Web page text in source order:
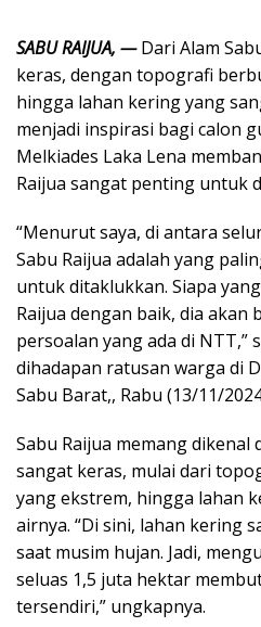
SABU RAIJUA, —Dari Alam
keras, dengan topografi
hingga lahan kering yang
menjadi inspirasi bagi calon
Melkiades Laka Lena
Raijua sangat penting untuk
“Menurut saya, di antara
Sabu Raijua adalah yang
untuk ditaklukkan. Siapa
Raijua dengan baik, dia akan
persoalan yang ada di NTT,”
dihadapan ratusan warga di
Sabu Barat,, Rabu (13/11/
Sabu Raijua memang
sangat keras, mulai dari
yang ekstrem, hingga lahan
airnya. “Di sini, lahan kering
saat musim hujan. Jadi,
seluas 1,5 juta hektar
tersendiri,” ungkapnya.